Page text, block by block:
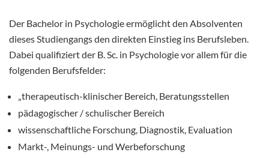
Der Bachelor in Psychologie ermöglicht den Absolventen
dieses Studiengangs den direkten Einstieg ins Berufsleben.
Dabei qualifiziert der B. Sc. in Psychologie vor allem für die
folgenden Berufsfelder:
„therapeutisch-klinischer Bereich, Beratungsstellen
pädagogischer / schulischer Bereich
wissenschaftliche Forschung, Diagnostik, Evaluation
Markt-, Meinungs- und Werbeforschung